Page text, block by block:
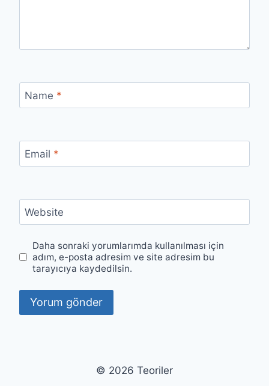
Name *
Email *
Website
Daha sonraki yorumlarımda kullanılması için
adım, e-posta adresim ve site adresim bu
tarayıcıya kaydedilsin.
© 2026 Teoriler